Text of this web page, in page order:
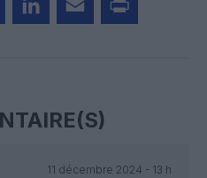
11 décembre 2024 - 13 h